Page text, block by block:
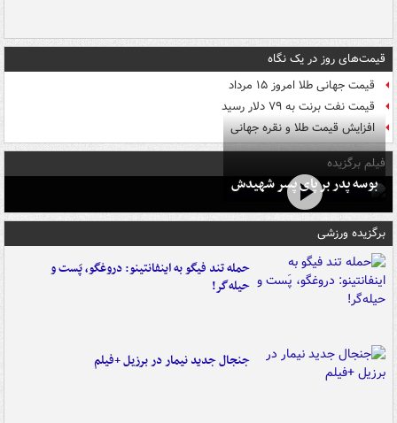
قیمت‌های روز در یک نگاه
قیمت جهانی طلا امروز ۱۵ مرداد
قیمت نفت برنت به ۷۹ دلار رسید
افزایش قیمت طلا و نقره جهانی
فیلم برگزیده
بوسه‌ پدر بر پای پسر شهیدش
برگزیده ورزشی
حمله تند فیگو به اینفانتینو: دروغگو، پَست‌ و
حیله‌گر!
جنجال جدید نیمار در برزیل +فیلم